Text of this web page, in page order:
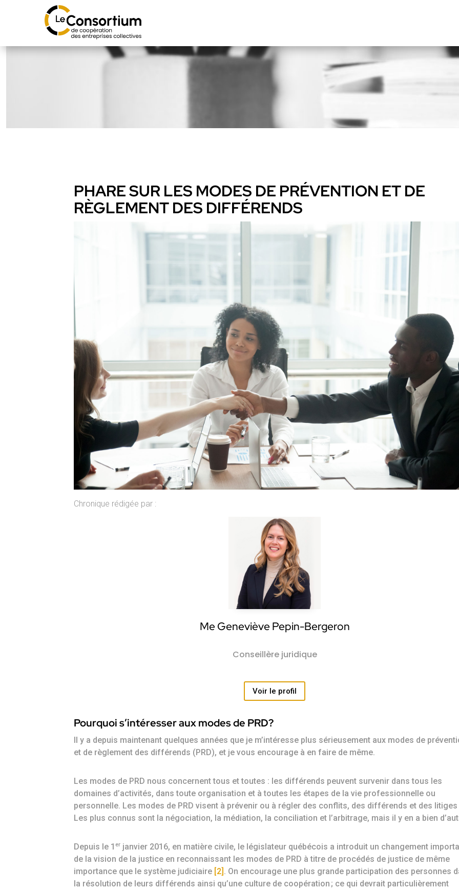
PHARE SUR LES MODES DE PRÉVENTION ET DE
RÈGLEMENT DES DIFFÉRENDS
Chronique rédigée par :
Me Geneviève Pepin-Bergeron
Conseillère juridique
Voir le profil
Pourquoi s’intéresser aux modes de PRD?
Il y a depuis maintenant quelques années que je m’intéresse plus sérieusement aux modes de
et de règlement des différends (PRD), et je vous encourage à en faire de même.
Les modes de PRD nous concernent tous et toutes : les différends peuvent survenir dans tous les
domaines d’activités, dans toute organisation et à toutes les étapes de la vie professionnelle ou
personnelle. Les modes de PRD visent à prévenir ou à régler des conflits, des différends et des litiges
Les plus connus sont la négociation, la médiation, la conciliation et l’arbitrage, mais il y en a bien
Depuis le 1 er janvier 2016, en matière civile, le législateur québécois a introduit un changement
de la vision de la justice en reconnaissant les modes de PRD à titre de procédés de justice de même
importance que le système judiciaire [2] . On encourage une plus grande participation des personnes
la résolution de leurs différends ainsi qu’une culture de coopération ; ce qui devrait particulièrement